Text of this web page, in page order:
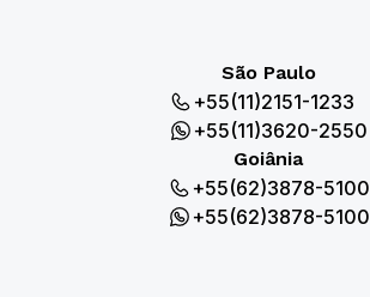
São Paulo
+55(11)2151-1233
+55(11)3620-2550
Goiânia
+55(62)3878-5100
+55(62)3878-5100